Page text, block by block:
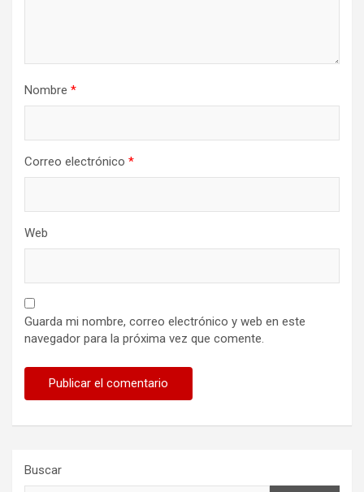
Nombre *
Correo electrónico *
Web
Guarda mi nombre, correo electrónico y web en este
navegador para la próxima vez que comente.
Buscar